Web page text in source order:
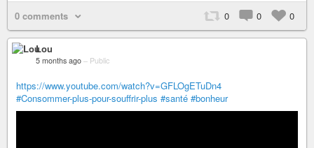
0 comments 0 0 0
Lou
5 months ago – Public
https://www.youtube.com/watch?v=GFLOgETuDn4
#Consommer-plus-pour-souffrir-plus #santé #bonheur